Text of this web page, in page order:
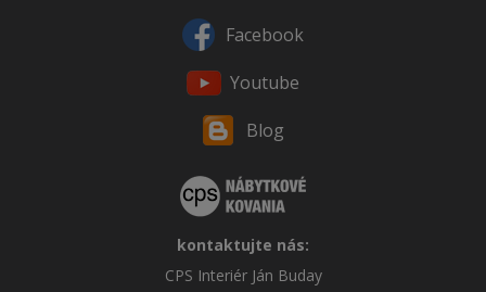
Facebook
Youtube
Blog
kontaktujte nás:
CPS Interiér Ján Buday